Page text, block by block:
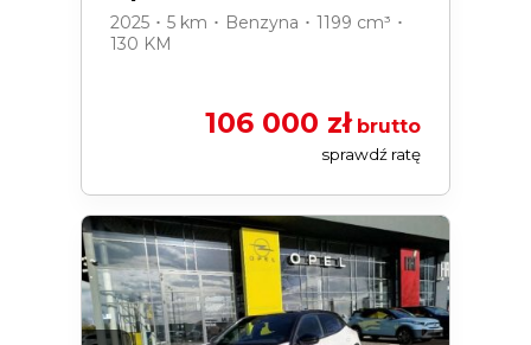
2025 ･ 5 km ･ Benzyna ･ 1199 cm³ ･
130 KM
106 000 złbrutto
sprawdź ratę